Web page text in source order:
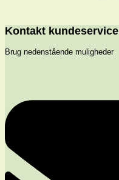
Kontakt kundeservice
Brug nedenstående muligheder